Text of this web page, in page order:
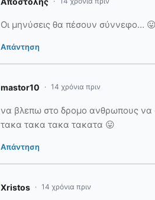
Οι μηνύσεις θα πέσουν σύννεφο…
Απάντηση
mastor10 14 χρόνια πριν
να βλεπω στο δρομο ανθρωπους να
τακα τακα τακα τακατα 😛
Απάντηση
Xristos 14 χρόνια πριν